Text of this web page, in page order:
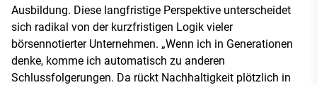
Ausbildung. Diese langfristige Perspektive unterscheidet
sich radikal von der kurzfristigen Logik vieler
börsennotierter Unternehmen. „Wenn ich in Generationen
denke, komme ich automatisch zu anderen
Schlussfolgerungen. Da rückt Nachhaltigkeit plötzlich in